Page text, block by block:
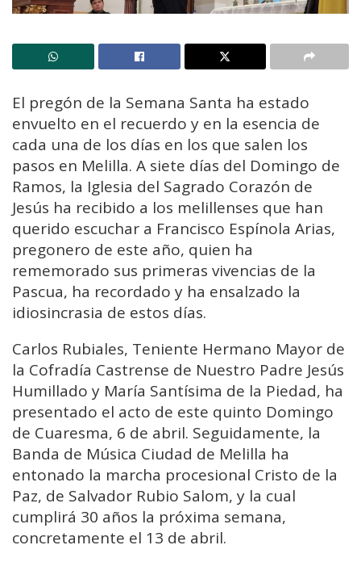
El pregón de la Semana Santa ha estado
envuelto en el recuerdo y en la esencia de
cada una de los días en los que salen los
pasos en Melilla. A siete días del Domingo de
Ramos, la Iglesia del Sagrado Corazón de
Jesús ha recibido a los melillenses que han
querido escuchar a Francisco Espínola Arias,
pregonero de este año, quien ha
rememorado sus primeras vivencias de la
Pascua, ha recordado y ha ensalzado la
idiosincrasia de estos días.
Carlos Rubiales, Teniente Hermano Mayor de
la Cofradía Castrense de Nuestro Padre Jesús
Humillado y María Santísima de la Piedad, ha
presentado el acto de este quinto Domingo
de Cuaresma, 6 de abril. Seguidamente, la
Banda de Música Ciudad de Melilla ha
entonado la marcha procesional Cristo de la
Paz, de Salvador Rubio Salom, y la cual
cumplirá 30 años la próxima semana,
concretamente el 13 de abril.